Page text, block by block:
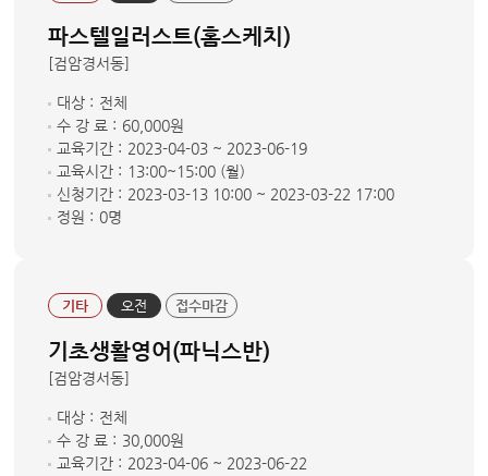
파스텔일러스트(홈스케치)
[검암경서동]
대상 : 전체
수 강 료 : 60,000원
교육기간 : 2023-04-03 ~ 2023-06-19
교육시간 : 13:00~15:00 (월)
신청기간 : 2023-03-13 10:00 ~ 2023-03-22 17:00
정원 : 0명
기타 오전 접수마감
기초생활영어(파닉스반)
[검암경서동]
대상 : 전체
수 강 료 : 30,000원
교육기간 : 2023-04-06 ~ 2023-06-22